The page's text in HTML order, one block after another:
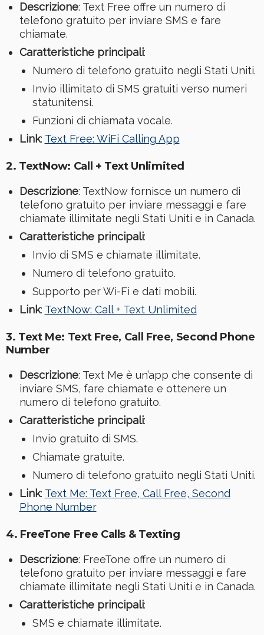
Descrizione: Text Free offre un numero di
telefono gratuito per inviare SMS e fare
chiamate.
Caratteristiche principali:
Numero di telefono gratuito negli Stati Uniti.
Invio illimitato di SMS gratuiti verso numeri
statunitensi.
Funzioni di chiamata vocale.
Link: Text Free: WiFi Calling App
2. TextNow: Call + Text Unlimited
Descrizione: TextNow fornisce un numero di
telefono gratuito per inviare messaggi e fare
chiamate illimitate negli Stati Uniti e in Canada.
Caratteristiche principali:
Invio di SMS e chiamate illimitate.
Numero di telefono gratuito.
Supporto per Wi-Fi e dati mobili.
Link: TextNow: Call + Text Unlimited
3. Text Me: Text Free, Call Free, Second Phone
Number
Descrizione: Text Me è un’app che consente di
inviare SMS, fare chiamate e ottenere un
numero di telefono gratuito.
Caratteristiche principali:
Invio gratuito di SMS.
Chiamate gratuite.
Numero di telefono gratuito negli Stati Uniti.
Link: Text Me: Text Free, Call Free, Second
Phone Number
4. FreeTone Free Calls & Texting
Descrizione: FreeTone offre un numero di
telefono gratuito per inviare messaggi e fare
chiamate illimitate negli Stati Uniti e in Canada.
Caratteristiche principali:
SMS e chiamate illimitate.